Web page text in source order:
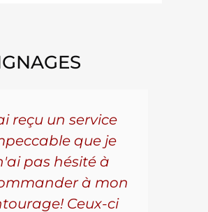
reçu un service
que je
pas hésité à
à mon
Ceux-ci